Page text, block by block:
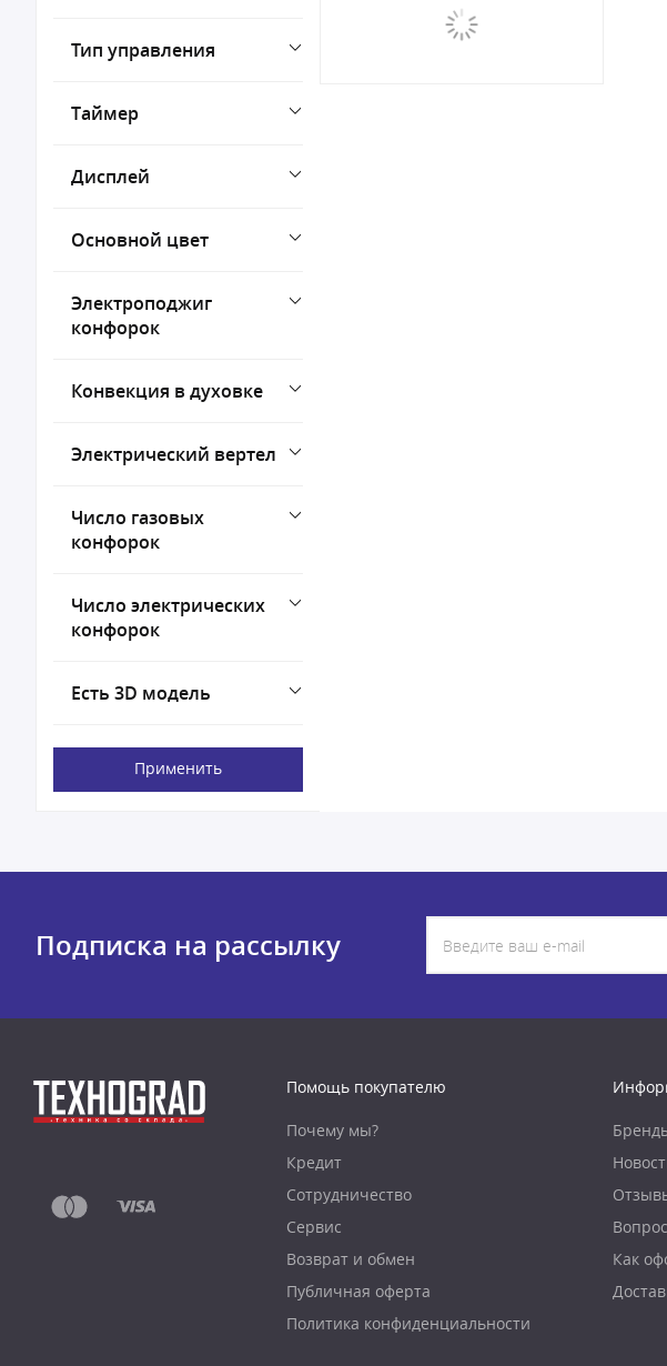
Тип управления
Таймер
Дисплей
Основной цвет
Электроподжиг
конфорок
Конвекция в духовке
Электрический вертел
Число газовых
конфорок
Число электрических
конфорок
Есть 3D модель
Применить
Подписка на рассылку
Помощь покупателю
Почему мы?
Кредит
Сотрудничество
Сервис
Возврат и обмен
Публичная оферта
Политика конфиденциальности
Как